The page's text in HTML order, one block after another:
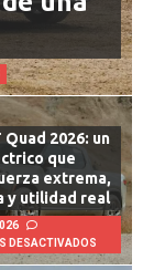
una
2026: un
que
extrema,
y utilidad real
DESACTIVADOS